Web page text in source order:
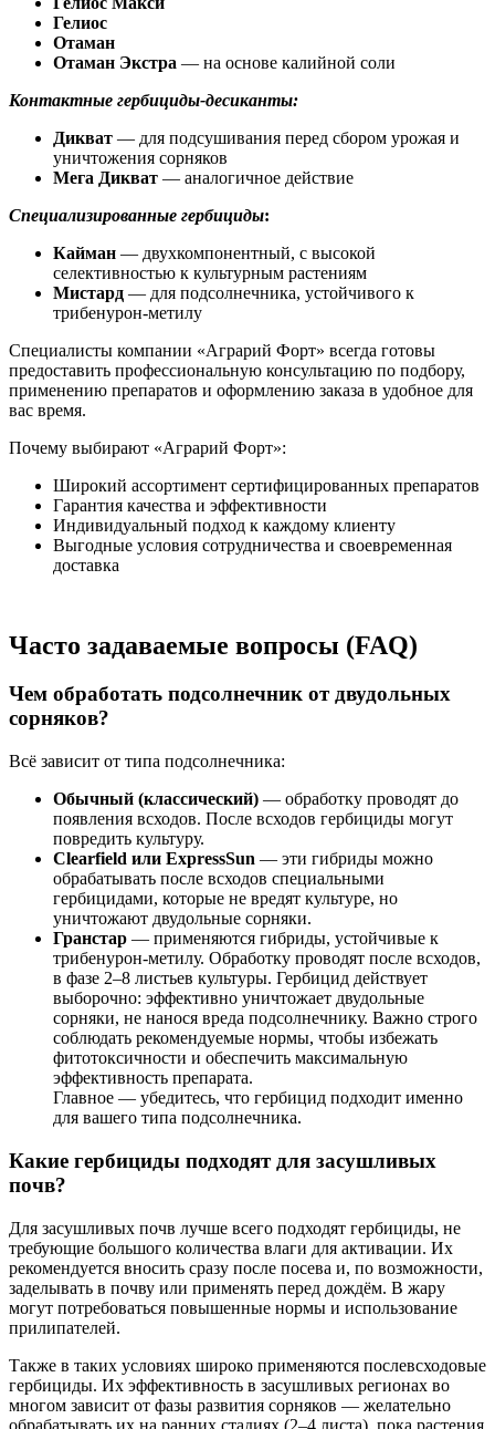
Гелиос
Отаман
Отаман Экстра — на основе калийной соли
Контактные гербициды-десиканты:
Дикват — для подсушивания перед сбором урожая и
уничтожения сорняков
Мега Дикват — аналогичное действие
Специализированные гербициды:
Кайман — двухкомпонентный, с высокой
селективностью к культурным растениям
Мистард — для подсолнечника, устойчивого к
трибенурон-метилу
Специалисты компании «Аграрий Форт» всегда готовы
предоставить профессиональную консультацию по подбору,
применению препаратов и оформлению заказа в удобное для
вас время.
Почему выбирают «Аграрий Форт»:
Широкий ассортимент сертифицированных препаратов
Гарантия качества и эффективности
Индивидуальный подход к каждому клиенту
Выгодные условия сотрудничества и своевременная
доставка
Часто задаваемые вопросы (FAQ)
Чем обработать подсолнечник от двудольных
сорняков?
Всё зависит от типа подсолнечника:
Обычный (классический) — обработку проводят до
появления всходов. После всходов гербициды могут
повредить культуру.
Clearfield или ExpressSun — эти гибриды можно
обрабатывать после всходов специальными
гербицидами, которые не вредят культуре, но
уничтожают двудольные сорняки.
Гранстар — применяются гибриды, устойчивые к
трибенурон-метилу. Обработку проводят после всходов,
в фазе 2–8 листьев культуры. Гербицид действует
выборочно: эффективно уничтожает двудольные
сорняки, не нанося вреда подсолнечнику. Важно строго
соблюдать рекомендуемые нормы, чтобы избежать
фитотоксичности и обеспечить максимальную
эффективность препарата.
Главное — убедитесь, что гербицид подходит именно
для вашего типа подсолнечника.
Какие гербициды подходят для засушливых
почв?
Для засушливых почв лучше всего подходят гербициды, не
требующие большого количества влаги для активации. Их
рекомендуется вносить сразу после посева и, по возможности,
заделывать в почву или применять перед дождём. В жару
могут потребоваться повышенные нормы и использование
прилипателей.
Также в таких условиях широко применяются послевсходовые
гербициды. Их эффективность в засушливых регионах во
многом зависит от фазы развития сорняков — желательно
обрабатывать их на ранних стадиях (2–4 листа), пока растения